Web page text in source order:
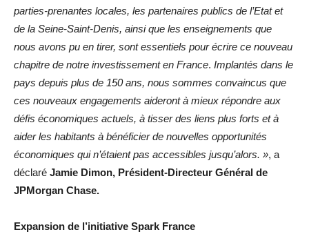
parties-prenantes locales, les partenaires publics de l’Etat et
de la Seine-Saint-Denis, ainsi que les enseignements que
nous avons pu en tirer, sont essentiels pour écrire ce nouveau
chapitre de notre investissement en France. Implantés dans le
pays depuis plus de 150 ans, nous sommes convaincus que
ces nouveaux engagements aideront à mieux répondre aux
défis économiques actuels, à tisser des liens plus forts et à
aider les habitants à bénéficier de nouvelles opportunités
économiques qui n’étaient pas accessibles jusqu’alors. », a
déclaré Jamie Dimon, Président-Directeur Général de
JPMorgan Chase.
Expansion de l’initiative Spark France